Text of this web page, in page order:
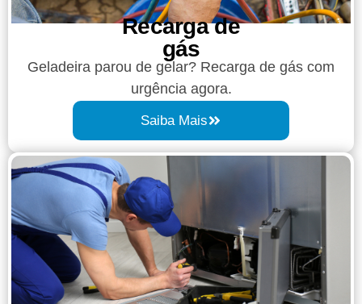
Recarga de
gás
Geladeira parou de gelar? Recarga de gás com
urgência agora.
Saiba Mais